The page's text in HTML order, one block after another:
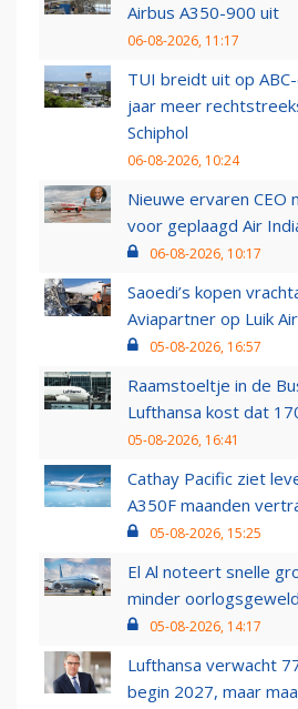
Airbus A350-900 uit
06-08-2026, 11:17
TUI breidt uit op
jaar meer
Schiphol
06-08-2026, 10:24
Nieuwe ervaren CEO
voor geplaagd Air
06-08-2026, 10:17
Saoedi’s kopen
Aviapartner op Luik
05-08-2026, 16:57
Raamstoeltje in de
Lufthansa kost dat
05-08-2026, 16:41
Cathay Pacific ziet
A350F maanden
05-08-2026, 15:25
El Al noteert snelle
minder oorlogsgeweld
05-08-2026, 14:17
Lufthansa verwacht
begin 2027, maar